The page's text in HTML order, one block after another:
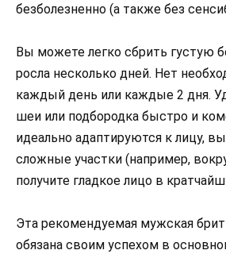
безболезненно (а также без
Вы можете легко сбрить густую
росла несколько дней. Нет
каждый день или каждые 2 дня.
шеи или подбородка быстро и
идеально адаптируются к лицу,
сложные участки (например,
получите гладкое лицо в
Эта рекомендуемая мужская
обязана своим успехом в